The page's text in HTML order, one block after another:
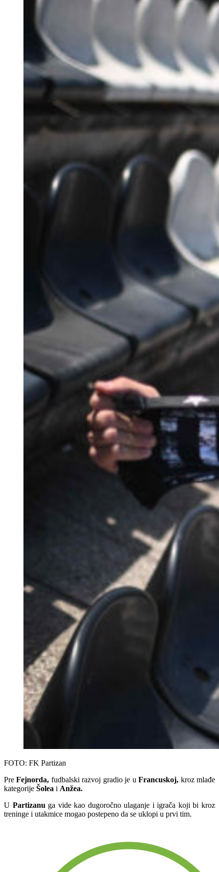
FOTO: FK Partizan
PreFejnorda, fudbalski razvoj gradio je uFrancuskoj, kroz mlađe
kategorije Šolea i Anžea.
U Partizanu ga vide kao dugoročno ulaganje i igrača koji bi kroz
treninge i utakmice mogao postepeno da se uklopi u prvi tim.